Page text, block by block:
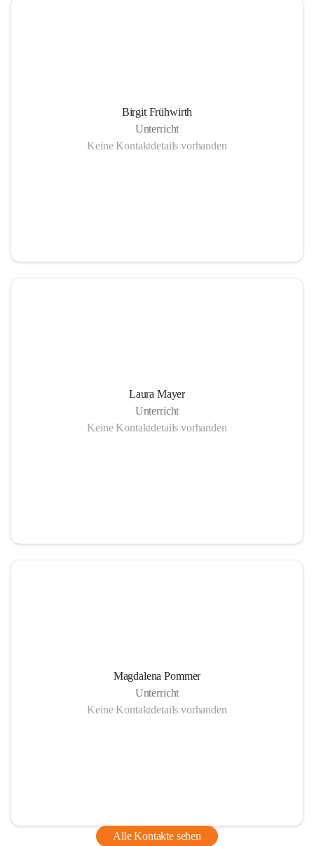
Birgit Frühwirth
Unterricht
Keine Kontaktdetails vorhanden
Laura Mayer
Unterricht
Keine Kontaktdetails vorhanden
Magdalena Pommer
Unterricht
Keine Kontaktdetails vorhanden
Alle Kontakte sehen